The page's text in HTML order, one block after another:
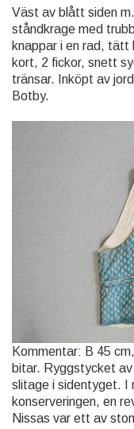
Väst av blått siden
ståndkrage med
knappar i en rad, tätt
kort, 2 fickor, snett
tränsar. Inköpt av
Botby.
Kommentar: B 45
bitar. Ryggstycket
slitage i sidentyget. I
konserveringen, en
Nissas var ett av